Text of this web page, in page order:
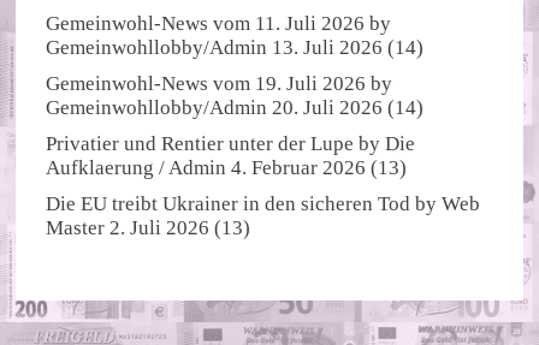
Gemeinwohl-News vom 11. Juli 2026 by
Gemeinwohllobby/Admin 13. Juli 2026 (14)
Gemeinwohl-News vom 19. Juli 2026 by
Gemeinwohllobby/Admin 20. Juli 2026 (14)
Privatier und Rentier unter der Lupe byDie
Aufklaerung / Admin 4. Februar 2026 (13)
Die EU treibt Ukrainer in den sicheren Tod byWeb
Master 2. Juli 2026 (13)